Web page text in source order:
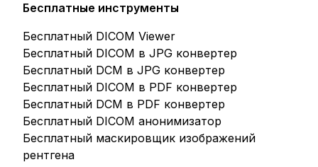
Бесплатные инструменты
Бесплатный DICOM Viewer
Бесплатный DICOM в JPG конвертер
Бесплатный DCM в JPG конвертер
Бесплатный DICOM в PDF конвертер
Бесплатный DCM в PDF конвертер
Бесплатный DICOM анонимизатор
Бесплатный маскировщик изображений
рентгена